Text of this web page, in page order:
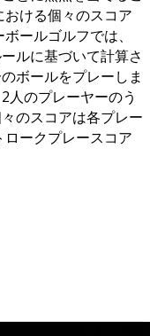
ける個々のスコア
ールゴルフでは、
ルに基づいて計算さ
ボールをプレーしま
人のプレーヤーのう
のスコアは各プレー
ークプレースコア